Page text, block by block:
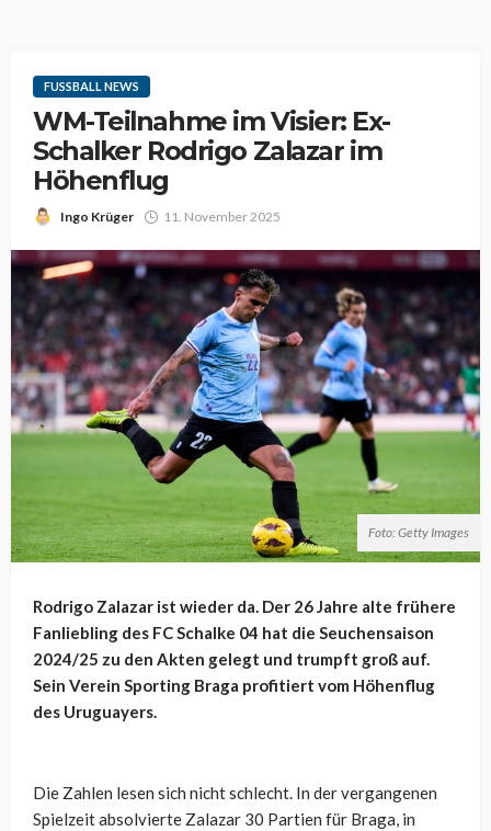
FUSSBALL NEWS
WM-Teilnahme im Visier: Ex-
Schalker Rodrigo Zalazar im
Höhenflug
Ingo Krüger 11. November 2025
Foto: Getty Images
Rodrigo Zalazar ist wieder da. Der 26 Jahre alte frühere
Fanliebling des FC Schalke 04 hat die Seuchensaison
2024/25 zu den Akten gelegt und trumpft groß auf.
Sein Verein Sporting Braga profitiert vom Höhenflug
des Uruguayers.
Die Zahlen lesen sich nicht schlecht. In der vergangenen
Spielzeit absolvierte Zalazar 30 Partien für Braga, in